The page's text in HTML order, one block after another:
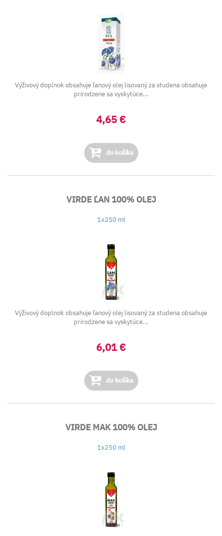
Výživový doplnok obsahuje ľanový olej lisovaný za studena obsahuje
prirodzene sa vyskytúce...
4,65 €
do košíka
VIRDE ĽAN 100% OLEJ
1x250 ml
Výživový doplnok obsahuje ľanový olej lisovaný za studena obsahuje
prirodzene sa vyskytúce...
6,01 €
do košíka
VIRDE MAK 100% OLEJ
1x250 ml